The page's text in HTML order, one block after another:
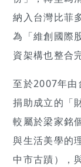
納入台灣比菲
為「維創國際
資架構也整合
至於2007年由
捐助成立的「
較屬於梁家銘
與生活美學的
中市古蹟），